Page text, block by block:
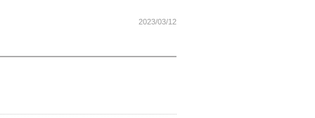
2023/03/12